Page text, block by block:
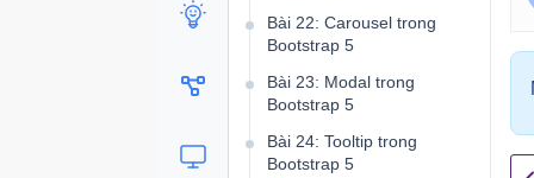
Bài 22: Carousel trong
Bootstrap 5
Bài 23: Modal trong
Bootstrap 5
Bài 24: Tooltip trong
Bootstrap 5